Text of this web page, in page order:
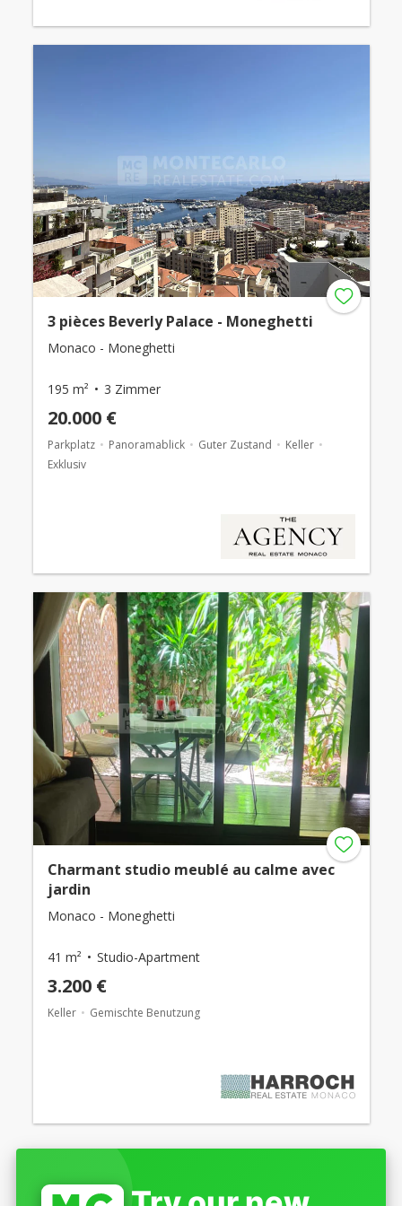
3 pièces Beverly Palace - Moneghetti
Monaco - Moneghetti
195 m² 3 Zimmer
20.000 €
Parkplatz Panoramablick Guter Zustand
Keller
Exklusiv
Charmant studio meublé au calme avec
jardin
Monaco - Moneghetti
41 m² Studio-Apartment
3.200 €
Keller Gemischte Benutzung